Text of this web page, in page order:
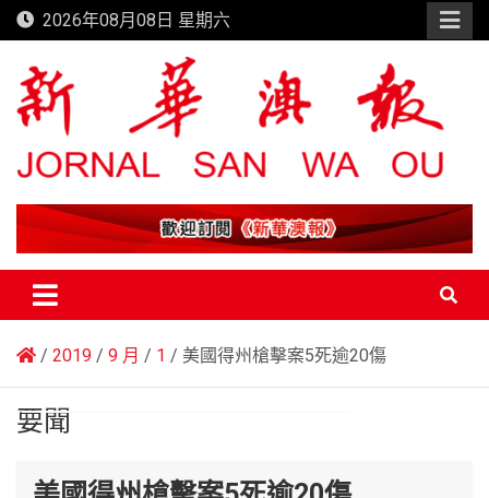
Skip
to
content
2026年08月08日 星期六
新華澳報
2019 9 月 1 美國得州槍擊案5死逾20傷
要聞